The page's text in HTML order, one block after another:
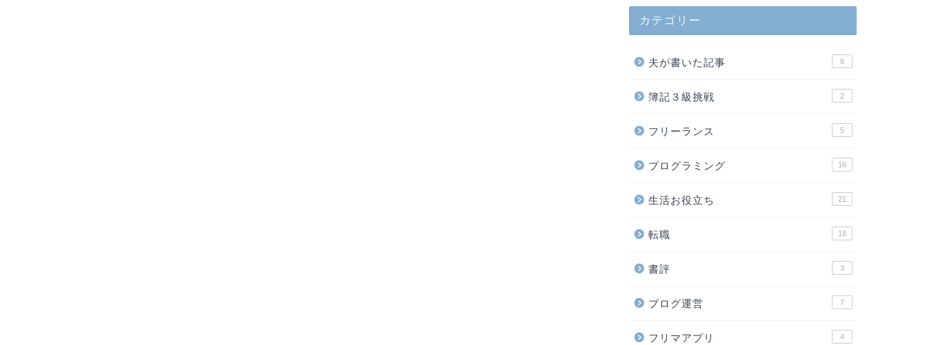
カテゴリー
夫が書いた記事 8
簿記３級挑戦 2
フリーランス 5
プログラミング 16
生活お役立ち 21
転職 18
書評 3
ブログ運営 7
フリマアプリ 4